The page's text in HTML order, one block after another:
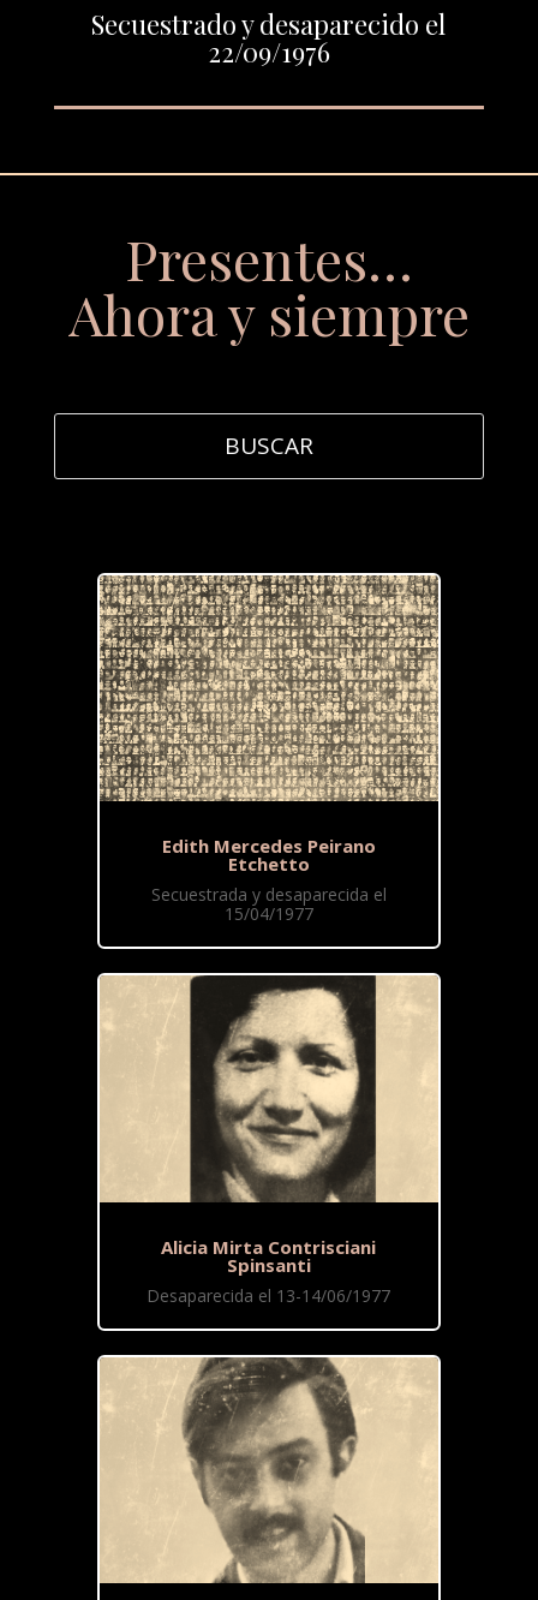
Secuestrado y desaparecido el
22/09/1976
Presentes…
Ahora y siempre
Edith Mercedes Peirano
Etchetto
Secuestrada y desaparecida el
15/04/1977
Alicia Mirta Contrisciani
Spinsanti
Desaparecida el 13-14/06/1977